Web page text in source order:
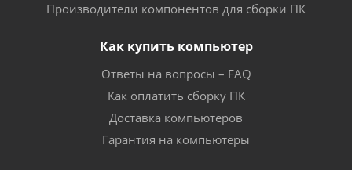
Производители компонентов для сборки ПК
Как купить компьютер
Ответы на вопросы – FAQ
Как оплатить сборку ПК
Доставка компьютеров
Гарантия на компьютеры